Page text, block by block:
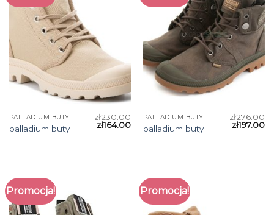
PALLADIUM BUTY
palladium buty
zł230.00
zł164.00
PALLADIUM BUTY
palladium buty
zł276.00
zł197.00
Promocja! Promocja!